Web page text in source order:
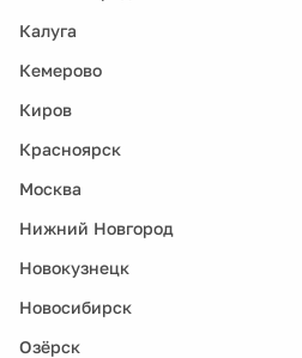
Калуга
Кемерово
Киров
Красноярск
Москва
Нижний Новгород
Новокузнецк
Новосибирск
Озёрск